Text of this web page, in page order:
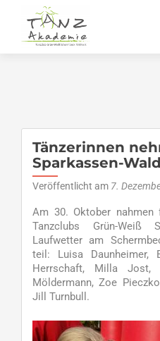
Tänzerinnen
Sparkassen-
Veröffentlicht am 7.
Am 30. Oktober nahmen
Tanzclubs Grün-Weiß
Laufwetter am
teil: Luisa Daunheimer,
Herrschaft, Milla Jost,
Möldermann, Zoe
Jill Turnbull.